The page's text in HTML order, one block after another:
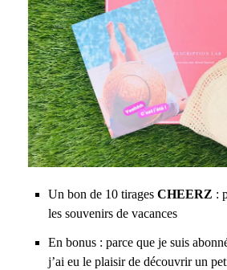
Un bon de 10 tirages CHEERZ :
les souvenirs de vacances
En bonus : parce que je suis
j’ai eu le plaisir de découvrir un